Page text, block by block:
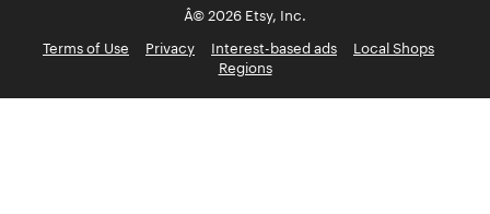
Â© 2026 Etsy, Inc.
Terms of Use
Privacy Interest-based ads
Local Shops
Regions